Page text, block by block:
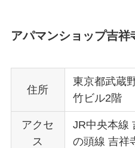
アパマンショップ吉祥
住所
東京都武蔵
竹ビル2階
アクセ
ス
JR中央本
の頭線 吉祥